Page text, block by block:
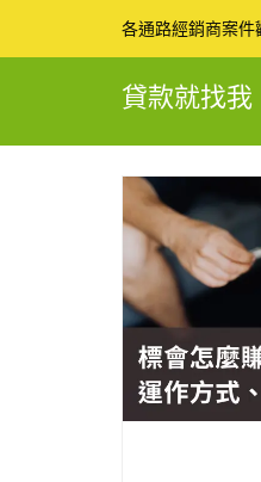
to
各通路經銷商案件
貸款就找我